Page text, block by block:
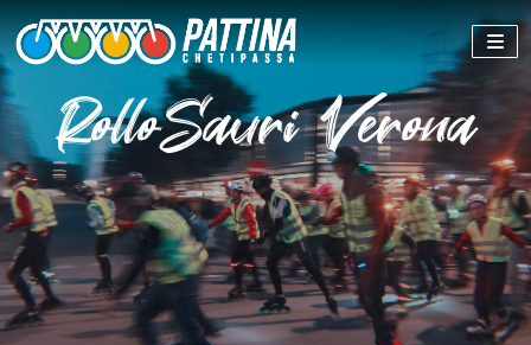
RolloSauri Verona